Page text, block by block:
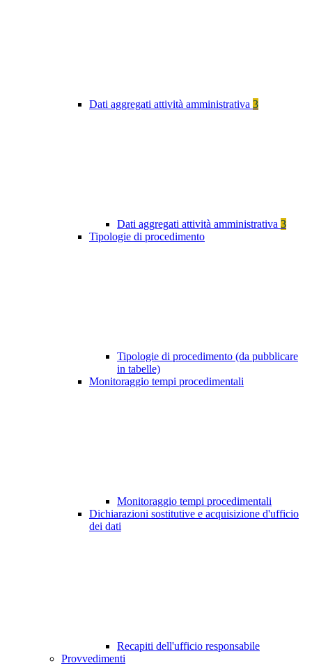
Dati aggregati attività amministrativa 3
Dati aggregati attività amministrativa 3
Tipologie di procedimento
Tipologie di procedimento (da pubblicare
in tabelle)
Monitoraggio tempi procedimentali
Monitoraggio tempi procedimentali
Dichiarazioni sostitutive e acquisizione d'ufficio
dei dati
Recapiti dell'ufficio responsabile
Provvedimenti